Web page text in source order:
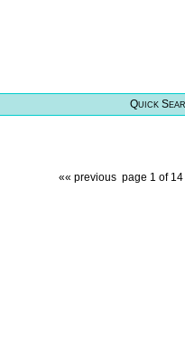
Quick
«« previous page 1 of